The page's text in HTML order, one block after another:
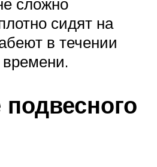
сидят на
в течении
времени.